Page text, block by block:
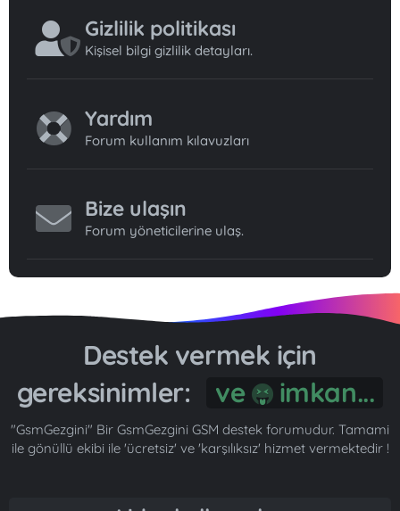
Gizlilik politikası
Kişisel bilgi gizlilik detayları.
Yardım
Forum kullanım kılavuzları
Bize ulaşın
Forum yöneticilerine ulaş.
Destek vermek için
gereksinimler:
ve imkan...
"GsmGezgini" Bir GsmGezgini GSM destek forumudur. Tamami
ile gönüllü ekibi ile 'ücretsiz' ve 'karşılıksız' hizmet vermektedir !